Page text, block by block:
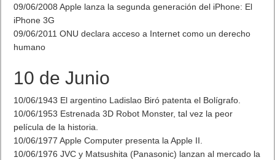
09/06/2008 Apple lanza la segunda generación del iPhone: El
iPhone 3G
09/06/2011 ONU declara acceso a Internet como un derecho
humano
10 de Junio
10/06/1943 El argentino Ladislao Biró patenta el Bolígrafo.
10/06/1953 Estrenada 3D Robot Monster, tal vez la peor
película de la historia.
10/06/1977 Apple Computer presenta la Apple II.
10/06/1976 JVC y Matsushita (Panasonic) lanzan al mercado la